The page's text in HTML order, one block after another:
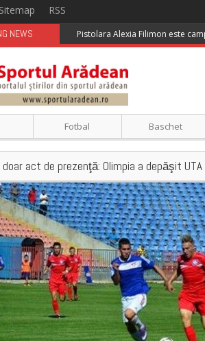
Sitemap RSS
NEWS Pistolara Alexia Filimon este
Fotbal Baschet
doar act de prezenţă: Olimpia a depăşit